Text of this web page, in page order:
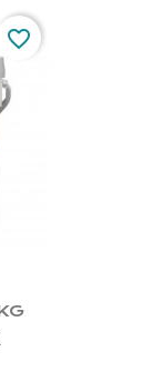
favorite_border